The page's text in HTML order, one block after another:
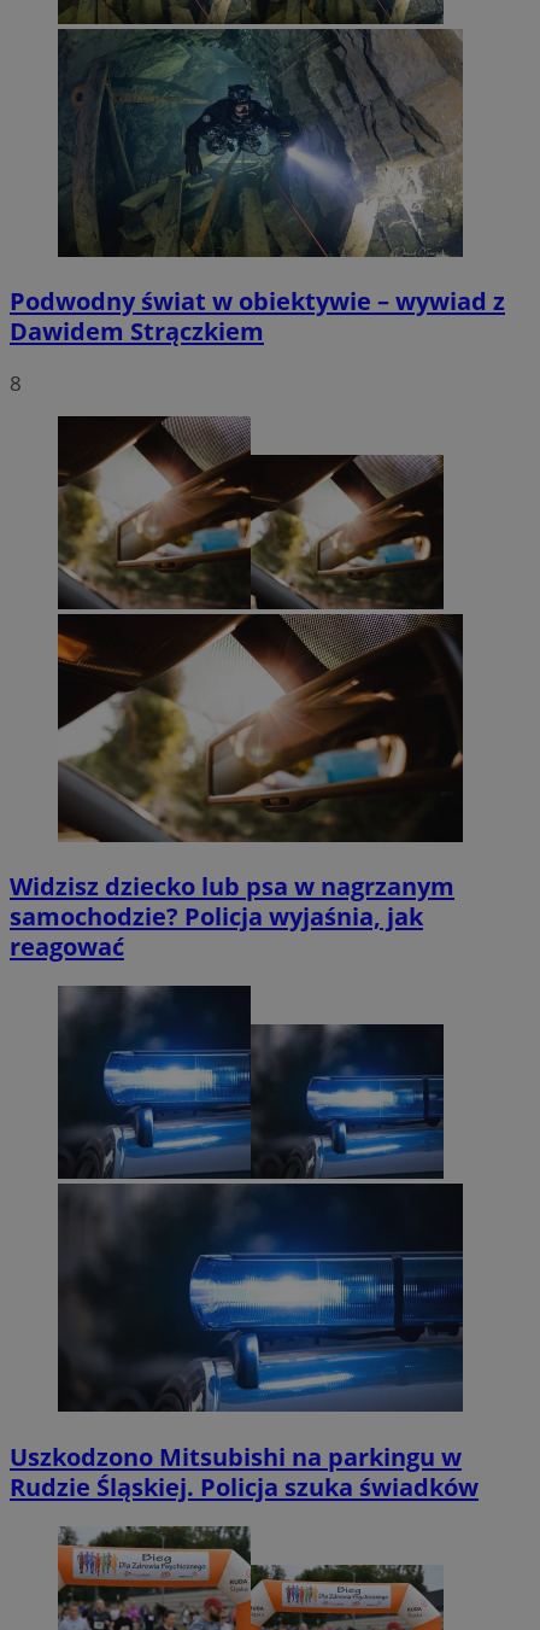
Podwodny świat w obiektywie – wywiad z
Dawidem Strączkiem
8
Widzisz dziecko lub psa w nagrzanym
samochodzie? Policja wyjaśnia, jak
reagować
Uszkodzono Mitsubishi na parkingu w
Rudzie Śląskiej. Policja szuka świadków